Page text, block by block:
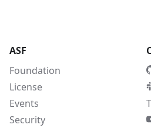
ASF
Foundation
License
Events
Security